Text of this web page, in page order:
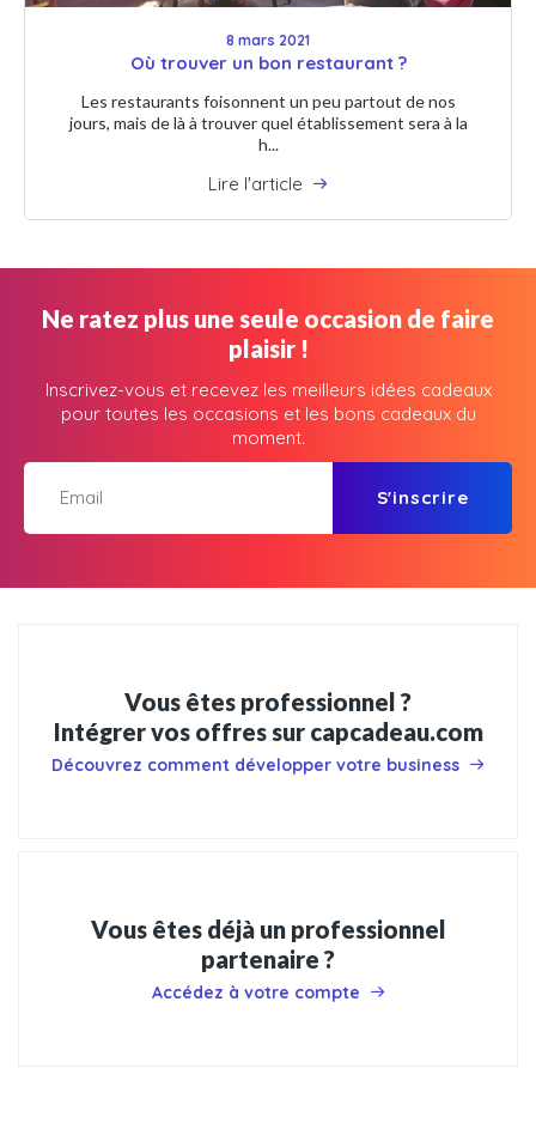
8 mars 2021
Où trouver un bon restaurant ?
Les restaurants foisonnent un peu partout de nos
jours, mais de là à trouver quel établissement sera à la
h...
Lire l'article
Ne ratez plus une seule occasion de faire
plaisir !
Inscrivez-vous et recevez les meilleurs idées cadeaux
pour toutes les occasions et les bons cadeaux du
moment.
S'inscrire
Vous êtes professionnel ?
Intégrer vos offres sur capcadeau.com
Découvrez comment développer votre business
Vous êtes déjà un professionnel
partenaire ?
Accédez à votre compte